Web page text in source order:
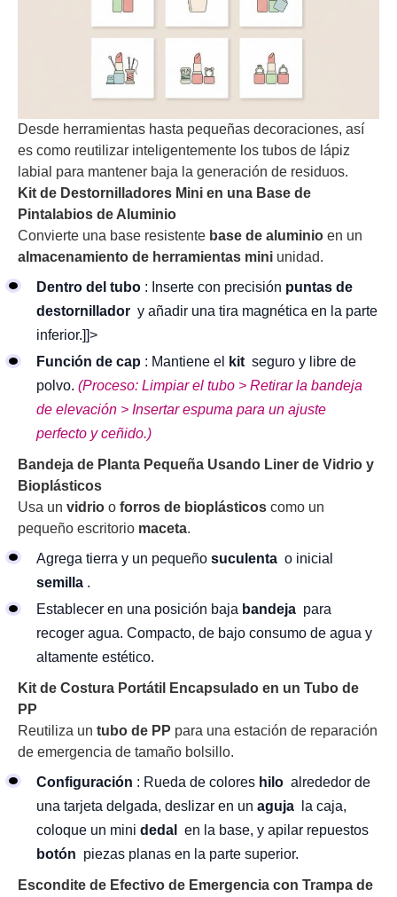
Desde herramientas hasta pequeñas decoraciones, así
es como reutilizar inteligentemente los tubos de lápiz
labial para mantener baja la generación de residuos.
Kit de Destornilladores Mini en una Base de
Pintalabios de Aluminio
Convierte una base resistente base de aluminio en un
almacenamiento de herramientas mini unidad.
Dentro del tubo : Inserte con precisión puntas de
destornillador y añadir una tira magnética en la parte
inferior.]]>
Función de cap : Mantiene el kit seguro y libre de
polvo. (Proceso: Limpiar el tubo > Retirar la bandeja
de elevación > Insertar espuma para un ajuste
perfecto y ceñido.)
Bandeja de Planta Pequeña Usando Liner de Vidrio y
Bioplásticos
Usa un vidrio o forros de bioplásticos como un
pequeño escritorio maceta.
Agrega tierra y un pequeño suculenta o inicial
semilla .
Establecer en una posición baja bandeja para
recoger agua. Compacto, de bajo consumo de agua y
altamente estético.
Kit de Costura Portátil Encapsulado en un Tubo de
PP
Reutiliza un tubo de PP para una estación de reparación
de emergencia de tamaño bolsillo.
Configuración : Rueda de colores hilo alrededor de
una tarjeta delgada, deslizar en un aguja
la caja,
coloque un mini dedal
en la base, y apilar repuestos
botón piezas planas en la parte superior.
Escondite de Efectivo de Emergencia con Trampa de